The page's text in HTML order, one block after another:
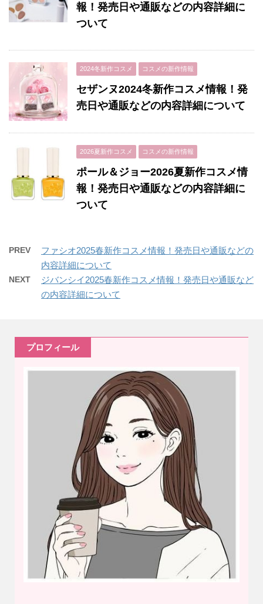
報！発売日や通販などの内容詳細に
ついて
2024冬新作コスメ コスメの新作情報
セザンヌ2024冬新作コスメ情報！発
売日や通販などの内容詳細について
2026夏新作コスメ コスメの新作情報
ポール＆ジョー2026夏新作コスメ情
報！発売日や通販などの内容詳細に
ついて
PREV
ファシオ2025春新作コスメ情報！発売日や通販などの
内容詳細について
NEXT
ジバンシイ2025春新作コスメ情報！発売日や通販など
の内容詳細について
プロフィール